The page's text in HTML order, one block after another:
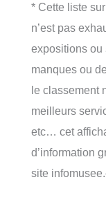
* Cette liste
n’est pas
expositions ou
manques ou
le classement
meilleurs
etc… cet
d’information
site